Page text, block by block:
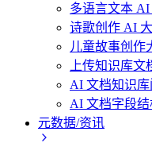
多语言文本
诗歌创作 AI
儿童故事创作
上传知识库文
AI 文档知识
AI 文档字段
元数据/资讯